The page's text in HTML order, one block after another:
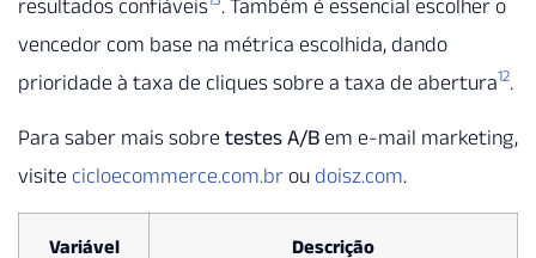
resultados confiáveis . Também é essencial escolher o
vencedor com base na métrica escolhida, dando
prioridade à taxa de cliques sobre a taxa de abertura12.
Para saber mais sobre testes A/B em e-mail marketing,
visite cicloecommerce.com.br ou doisz.com.
Variável Descrição